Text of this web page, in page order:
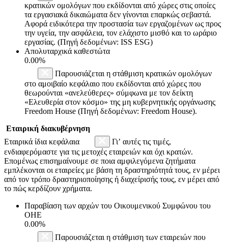
κρατικών ομολόγων που εκδίδονται από χώρες στις οποίες
τα εργασιακά δικαιώματα δεν γίνονται επαρκώς σεβαστά.
Αφορά ειδικότερα την προστασία των εργαζομένων ως προς
την υγεία, την ασφάλεια, τον ελάχιστο μισθό και το ωράριο
εργασίας. (Πηγή δεδομένων: ISS ESG)
Απολυταρχικά καθεστώτα
0.00%
Παρουσιάζεται η στάθμιση κρατικών ομολόγων
στο αμοιβαίο κεφάλαιο που εκδίδονται από χώρες που
θεωρούνται «ανελεύθερες» σύμφωνα με τον δείκτη
«Ελευθερία στον κόσμο» της μη κυβερνητικής οργάνωσης
Freedom House (Πηγή δεδομένων: Freedom House).
Εταιρική διακυβέρνηση
Εταιρικά ίδια κεφάλαια
Γι’ αυτές τις τιμές,
ενδιαφερόμαστε για τις μετοχές εταιρειών και όχι κρατών.
Επομένως επισημαίνουμε σε ποια αμφιλεγόμενα ζητήματα
εμπλέκονται οι εταιρείες με βάση τη δραστηριότητά τους, εν μέρει
από τον τρόπο δραστηριοποίησης ή διαχείρισής τους, εν μέρει από
το πώς κερδίζουν χρήματα.
Παραβίαση των αρχών του Οικουμενικού Συμφώνου του
ΟΗΕ
0.00%
Παρουσιάζεται η στάθμιση των εταιρειών που